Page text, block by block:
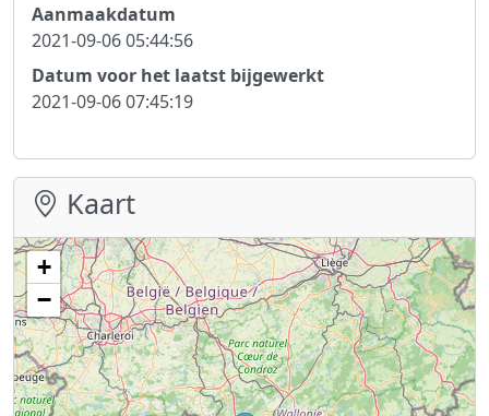
Aanmaakdatum
2021-09-06 05:44:56
Datum voor het laatst bijgewerkt
2021-09-06 07:45:19
Kaart
+
−